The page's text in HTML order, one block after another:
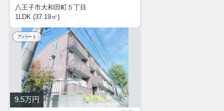
八王子市大和田町５丁目
1LDK (37.19㎡)
アパート
9.5万円